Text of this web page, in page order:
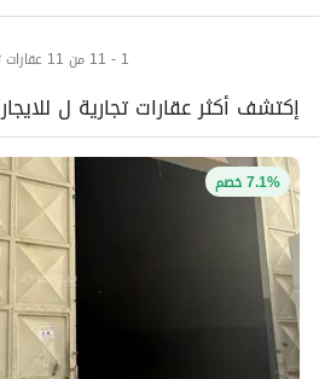
1 - 11 من 11 عقارات تجارية
إكتشف أكثر عقارات تجارية ل للايجار
7.1% خصم